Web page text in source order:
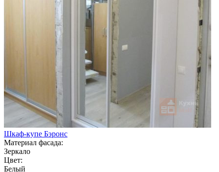
Шкаф-купе Бэронс
Материал фасада:
Зеркало
Цвет:
Белый